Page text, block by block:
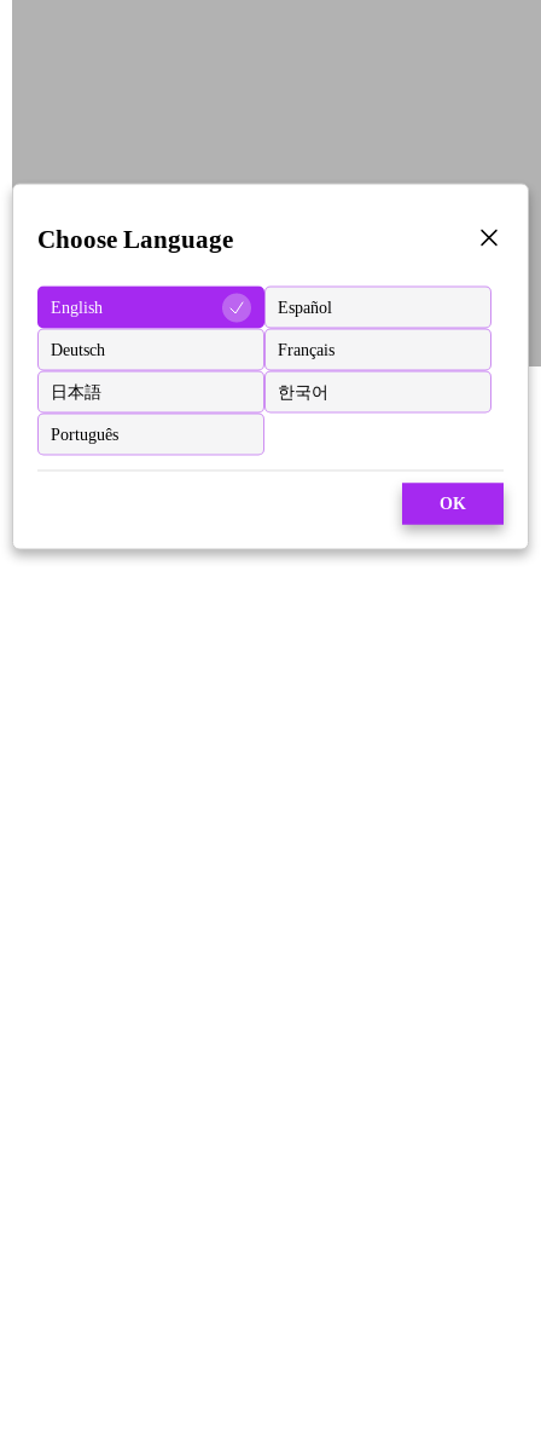
Choose Language
English Español
Deutsch Français
日本語 한국어
Português
OK